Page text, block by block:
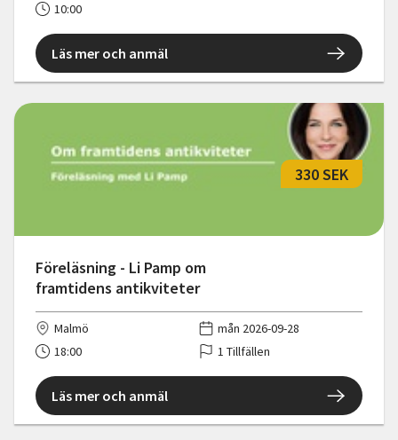
10:00
Läs mer och anmäl
Föreläsning - Li Pamp om
framtidens antikviteter
330 SEK
Malmö
mån 2026-09-28
18:00
1 Tillfällen
Läs mer och anmäl